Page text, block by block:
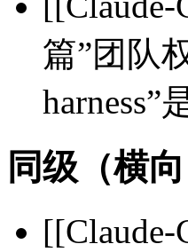
篇”团队
harness”
同级（横